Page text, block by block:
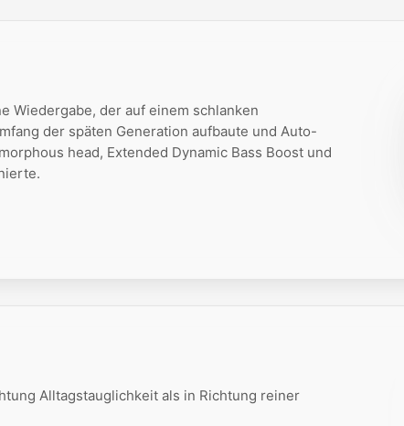
Wiedergabe, der auf einem schlanken
der späten Generation aufbaute und Auto-
head, Extended Dynamic Bass Boost und
Alltagstauglichkeit als in Richtung reiner